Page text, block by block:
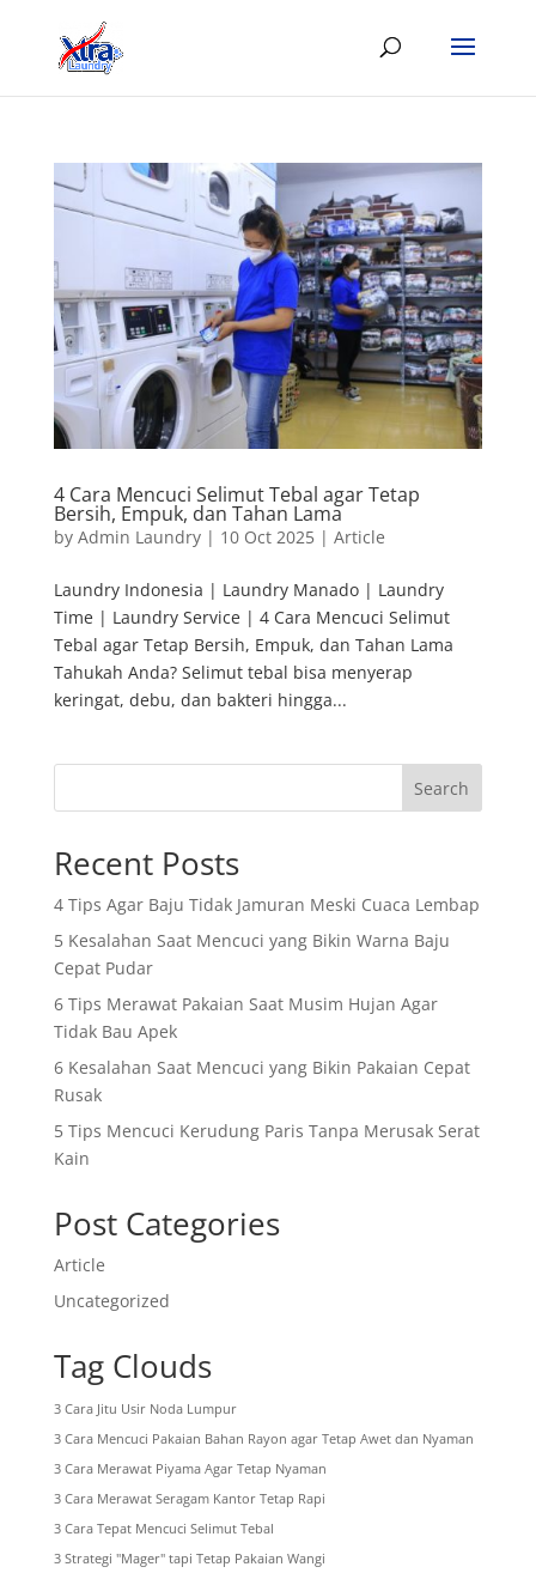
4 Cara Mencuci Selimut Tebal agar Tetap
Bersih, Empuk, dan Tahan Lama
by Admin Laundry| 10 Oct 2025| Article
Laundry Indonesia | Laundry Manado | Laundry
Time | Laundry Service | 4 Cara Mencuci Selimut
Tebal agar Tetap Bersih, Empuk, dan Tahan Lama
Tahukah Anda? Selimut tebal bisa menyerap
keringat, debu, dan bakteri hingga...
Search
Recent Posts
4 Tips Agar Baju Tidak Jamuran Meski Cuaca Lembap
5 Kesalahan Saat Mencuci yang Bikin Warna Baju
Cepat Pudar
6 Tips Merawat Pakaian Saat Musim Hujan Agar
Tidak Bau Apek
6 Kesalahan Saat Mencuci yang Bikin Pakaian Cepat
Rusak
5 Tips Mencuci Kerudung Paris Tanpa Merusak Serat
Kain
Post Categories
Article
Uncategorized
Tag Clouds
3 Cara Jitu Usir Noda Lumpur
3 Cara Mencuci Pakaian Bahan Rayon agar Tetap Awet dan Nyaman
3 Cara Merawat Piyama Agar Tetap Nyaman
3 Cara Merawat Seragam Kantor Tetap Rapi
3 Cara Tepat Mencuci Selimut Tebal
3 Strategi "Mager" tapi Tetap Pakaian Wangi